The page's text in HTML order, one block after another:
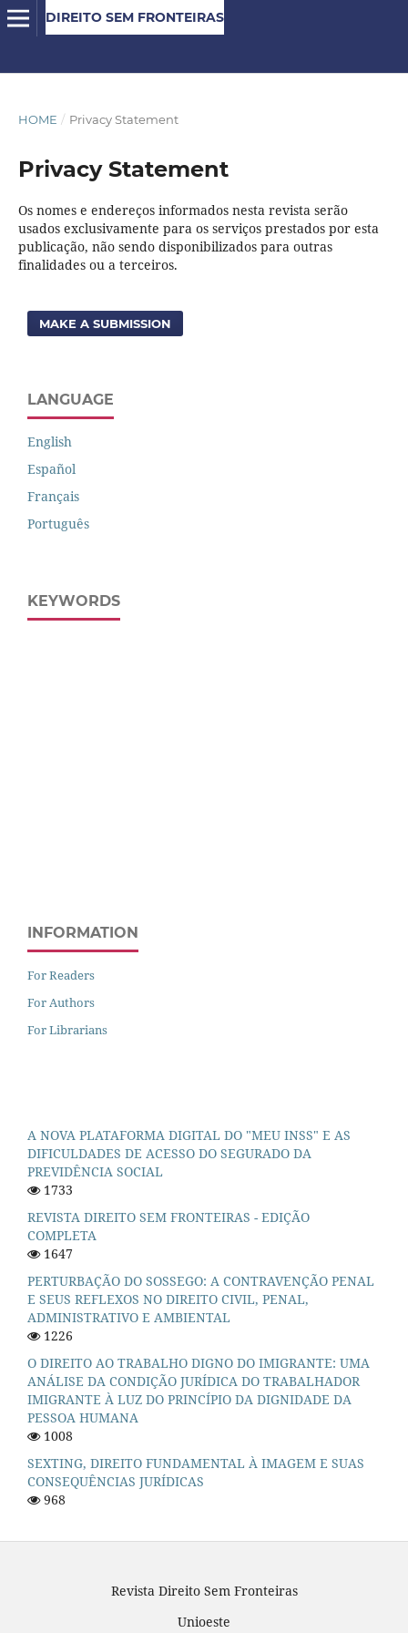
DIREITO SEM FRONTEIRAS
HOME / Privacy Statement
Privacy Statement
Os nomes e endereços informados nesta revista serão
usados exclusivamente para os serviços prestados por esta
publicação, não sendo disponibilizados para outras
finalidades ou a terceiros.
MAKE A SUBMISSION
LANGUAGE
English
Español
Français
Português
KEYWORDS
INFORMATION
For Readers
For Authors
For Librarians
A NOVA PLATAFORMA DIGITAL DO "MEU INSS" E AS
DIFICULDADES DE ACESSO DO SEGURADO DA
PREVIDÊNCIA SOCIAL
1733
REVISTA DIREITO SEM FRONTEIRAS - EDIÇÃO
COMPLETA
1647
PERTURBAÇÃO DO SOSSEGO: A CONTRAVENÇÃO PENAL
E SEUS REFLEXOS NO DIREITO CIVIL, PENAL,
ADMINISTRATIVO E AMBIENTAL
1226
O DIREITO AO TRABALHO DIGNO DO IMIGRANTE: UMA
ANÁLISE DA CONDIÇÃO JURÍDICA DO TRABALHADOR
IMIGRANTE À LUZ DO PRINCÍPIO DA DIGNIDADE DA
PESSOA HUMANA
1008
SEXTING, DIREITO FUNDAMENTAL À IMAGEM E SUAS
CONSEQUÊNCIAS JURÍDICAS
968
Revista Direito Sem Fronteiras
Unioeste